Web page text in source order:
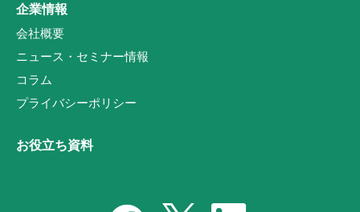
企業情報
会社概要
ニュース・セミナー情報
コラム
プライバシーポリシー
お役立ち資料